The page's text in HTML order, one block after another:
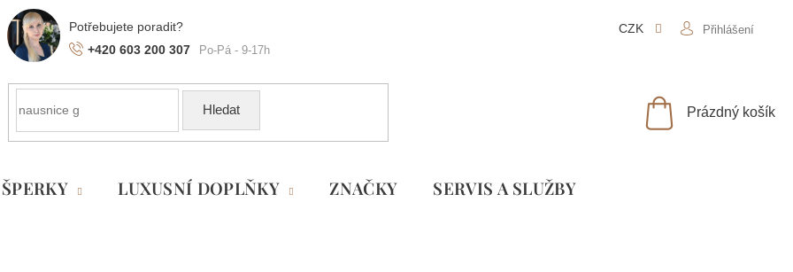
+420 603 200 307
CZK Přihlášení
Hledat
NÁKUPNÍ
Prázdný košík
ŠPERKY LUXUSNÍ DOPLŇKY ZNAČKY SLUŽBY